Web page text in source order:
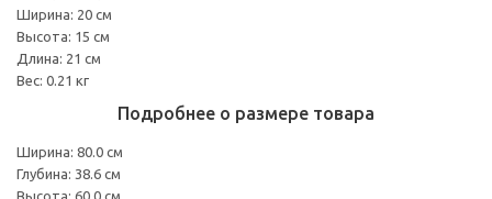
Ширина: 20 см
Высота: 15 см
Длина: 21 см
Вес: 0.21 кг
Подробнее о размере товара
Ширина: 80.0 см
Глубина: 38.6 см
Высота: 60.0 см